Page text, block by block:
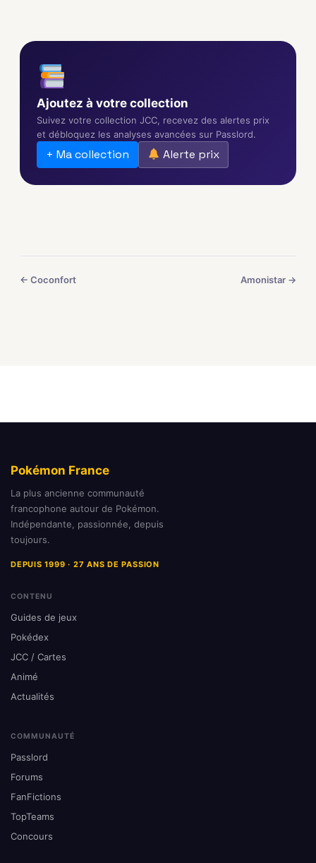
Ajoutez à votre collection
Suivez votre collection JCC, recevez des alertes prix
et débloquez les analyses avancées sur Passlord.
+ Ma collection Alerte prix
← Coconfort Amonistar →
Pokémon France
La plus ancienne communauté
francophone autour de Pokémon.
Indépendante, passionnée, depuis
toujours.
DEPUIS 1999 · 27 ANS DE PASSION
CONTENU
Guides de jeux
Pokédex
JCC / Cartes
Animé
Actualités
COMMUNAUTÉ
Passlord
Forums
FanFictions
TopTeams
Concours